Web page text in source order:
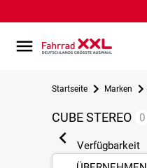
Startseite Marken
CUBE STEREO 0
Verfügbarkeit